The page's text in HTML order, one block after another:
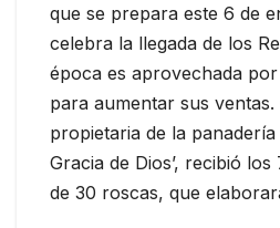
que se prepara este 6 de
celebra la llegada de los
época es aprovechada
para aumentar sus
propietaria de la panadería
Gracia de Dios’, recibió
de 30 roscas, que